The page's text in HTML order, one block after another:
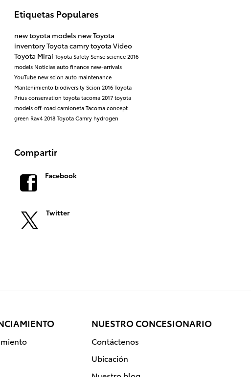
Etiquetas Populares
new toyota models new Toyota
inventoryToyota camrytoyota Video
Toyota Mirai Toyota Safety Sensescience2016
models Noticiasauto finance new-arrivals
YouTube new scion auto maintenance
Mantenimiento biodiversityScion 2016 Toyota
Priusconservation toyota tacoma2017 toyota
modelsoff-roadcamionetaTacomaconcept
green Rav42018 Toyota Camry hydrogen
Compartir
Facebook
Twitter
NUESTRO CONCESIONARIO
Contáctenos
Ubicación